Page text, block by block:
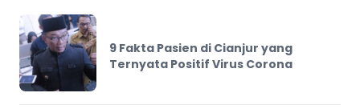
9 Fakta Pasien di Cianjur yang
Ternyata Positif Virus Corona